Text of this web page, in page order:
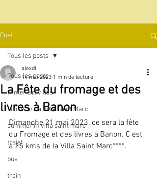
Post
Tous les posts
winter activities
artists in La Villa Saint Marc
summer in villa saint marc
trajet
bus
train
Tous les posts
La Fête du fromage et des
livres à Banon
alexdi
14 mai 2023 1 min de lecture
Dimanche 21 mai 2023, ce sera la fête
du Fromage et des livres à Banon. C est
à 25 kms de la Villa Saint Marc****.